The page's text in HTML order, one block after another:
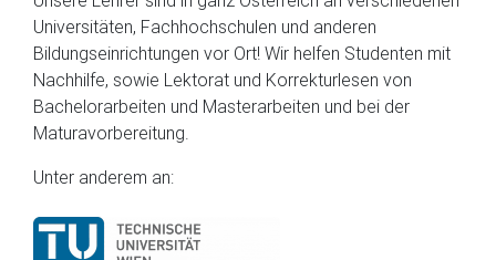
Universitäten, Fachhochschulen und anderen
Bildungseinrichtungen vor Ort! Wir helfen Studenten mit
Nachhilfe, sowie Lektorat und Korrekturlesen von
Bachelorarbeiten und Masterarbeiten und bei der
Maturavorbereitung.
Unter anderem an: